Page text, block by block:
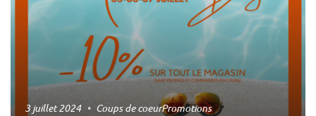
3 juillet 2024 Coups de coeurPromotions